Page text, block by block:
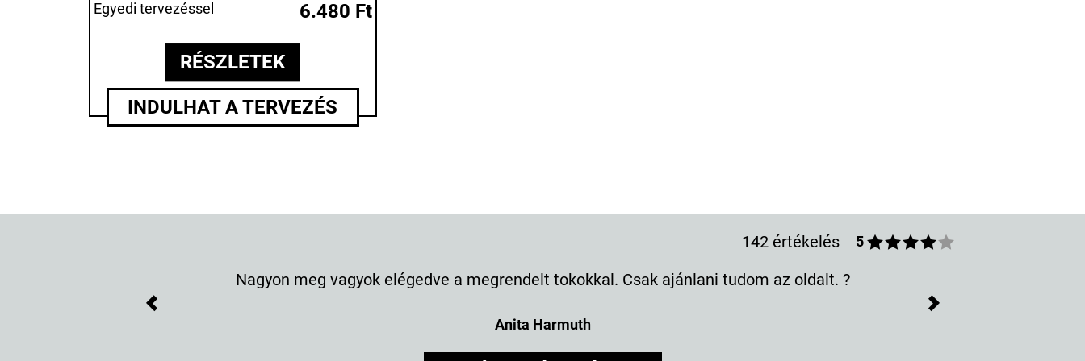
Egyedi tervezéssel 6.480 Ft
RÉSZLETEK
INDULHAT A TERVEZÉS
142 értékelés 5
Nagyon meg vagyok elégedve a megrendelt tokokkal. Csak ajánlani tudom az oldalt. ?
Anita Harmuth
Previous Next